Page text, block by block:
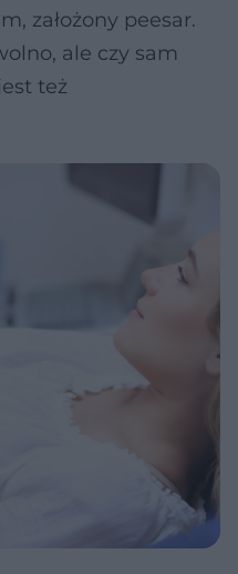
założony peesar.
ale czy sam
też